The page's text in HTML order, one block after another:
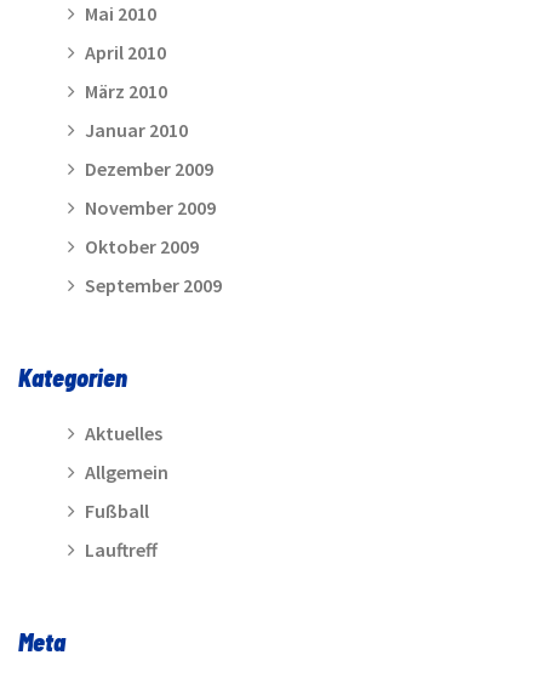
Mai 2010
April 2010
März 2010
Januar 2010
Dezember 2009
November 2009
Oktober 2009
September 2009
Kategorien
Aktuelles
Allgemein
Fußball
Lauftreff
Meta